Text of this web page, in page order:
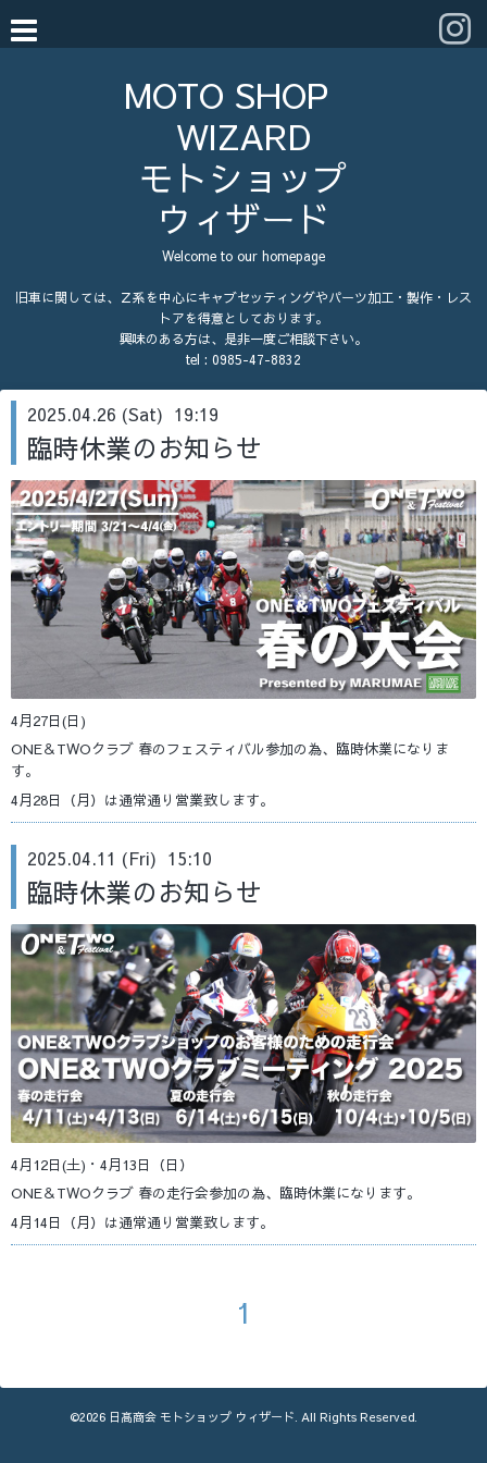
MOTO SHOP
WIZARD
モトショップ
ウィザード
Welcome to our homepage
旧車に関しては、Ｚ系を中心にキャブセッティングやパーツ加工・製作・レス
トアを得意としております。
興味のある方は、是非一度ご相談下さい。
tel : 0985-47-8832
2025.04.26 (Sat) 19:19
臨時休業のお知らせ
4月27日(日)
ONE＆TWOクラブ 春のフェスティバル参加の為、臨時休業になりま
す。
4月28日（月）は通常通り営業致します。
2025.04.11 (Fri) 15:10
臨時休業のお知らせ
4月12日(土)・4月13日（日）
ONE＆TWOクラブ 春の走行会参加の為、臨時休業になります。
4月14日（月）は通常通り営業致します。
1
©2026 日髙商会 モトショップ ウィザード . All Rights Reserved.